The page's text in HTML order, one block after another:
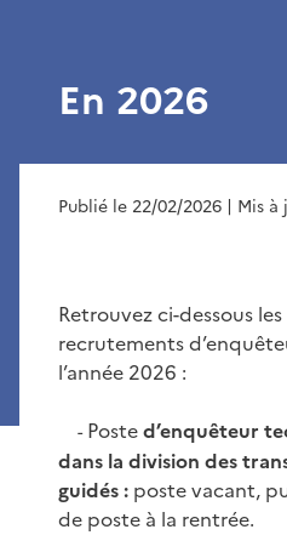
En 2026
Publié le 22/02/2026 | Mis à
Retrouvez ci-dessous
recrutements
l’année 2026 :
-Posted’enquêteur
dans la division des
guidés : poste vacant,
de poste à la rentrée.